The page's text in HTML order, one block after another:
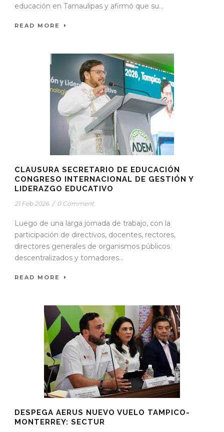
educación en Tamaulipas y afirmó que su...
READ MORE
CLAUSURA SECRETARIO DE EDUCACIÓN
CONGRESO INTERNACIONAL DE GESTIÓN Y
LIDERAZGO EDUCATIVO
21 Feb 2026 / 0 Comment
Luego de una larga jornada de trabajo, con la
participación de directivos, docentes, rectores,
directores generales de organismos públicos
descentralizados y tomadores...
READ MORE
DESPEGA AERUS NUEVO VUELO TAMPICO-
MONTERREY: SECTUR